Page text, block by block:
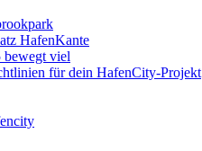
HafenKante
bewegt viel
für dein HafenCity-Projekt